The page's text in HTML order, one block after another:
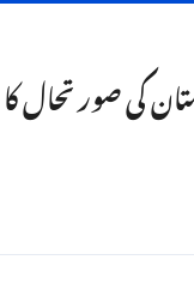
کی صورتحال